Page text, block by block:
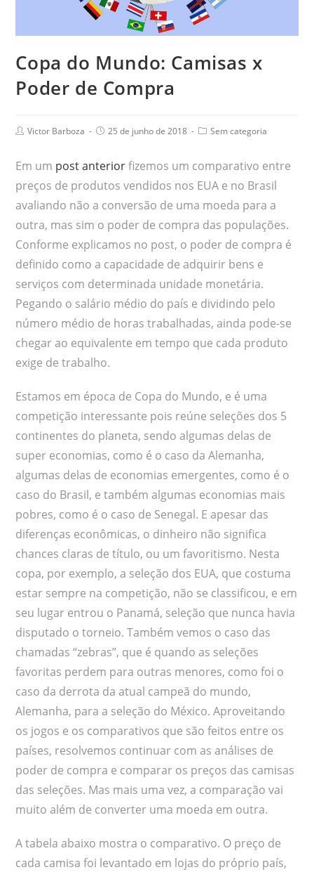
Copa do Mundo: Camisas x
Poder de Compra
Victor Barboza 25 de junho de 2018 Sem categoria
Em um post anteriorfizemos um comparativo entre
preços de produtos vendidos nos EUA e no Brasil
avaliando não a conversão de uma moeda para a
outra, mas sim o poder de compra das populações.
Conforme explicamos no post, o poder de compra é
definido como a capacidade de adquirir bens e
serviços com determinada unidade monetária.
Pegando o salário médio do país e dividindo pelo
número médio de horas trabalhadas, ainda pode-se
chegar ao equivalente em tempo que cada produto
exige de trabalho.
Estamos em época de Copa do Mundo, e é uma
competição interessante pois reúne seleções dos 5
continentes do planeta, sendo algumas delas de
super economias, como é o caso da Alemanha,
algumas delas de economias emergentes, como é o
caso do Brasil, e também algumas economias mais
pobres, como é o caso de Senegal. E apesar das
diferenças econômicas, o dinheiro não significa
chances claras de título, ou um favoritismo. Nesta
copa, por exemplo, a seleção dos EUA, que costuma
estar sempre na competição, não se classificou, e em
seu lugar entrou o Panamá, seleção que nunca havia
disputado o torneio. Também vemos o caso das
chamadas “zebras”, que é quando as seleções
favoritas perdem para outras menores, como foi o
caso da derrota da atual campeã do mundo,
Alemanha, para a seleção do México. Aproveitando
os jogos e os comparativos que são feitos entre os
países, resolvemos continuar com as análises de
poder de compra e comparar os preços das camisas
das seleções. Mas mais uma vez, a comparação vai
muito além de converter uma moeda em outra.
A tabela abaixo mostra o comparativo. O preço de
cada camisa foi levantado em lojas do próprio país,